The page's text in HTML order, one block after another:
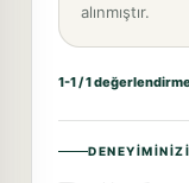
alınmıştır.
1-1 / 1